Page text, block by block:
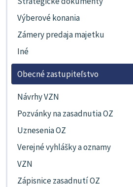
Výberové konania
Zámery predaja majetku
Iné
Obecné zastupiteľstvo
Návrhy VZN
Pozvánky na zasadnutia OZ
Uznesenia OZ
Verejné vyhlášky a oznamy
VZN
Zápisnice zasadnutí OZ